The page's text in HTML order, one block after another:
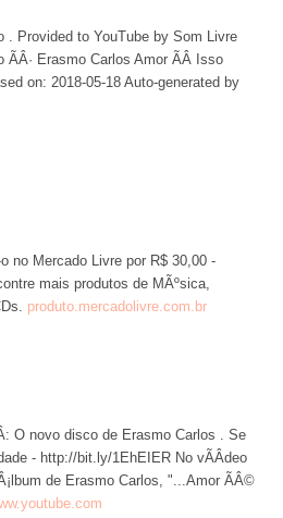
. Provided to YouTube by Som Livre
Erasmo Carlos Amor ÃÂ Isso
on: 2018-05-18 Auto-generated by
no Mercado Livre por R$ 30,00 -
mais produtos de MÃºsica,
produto.mercadolivre.com.br
O novo disco de Erasmo Carlos . Se
- http://bit.ly/1EhEIER No vÃÂ­deo
de Erasmo Carlos, "...Amor ÃÂ©